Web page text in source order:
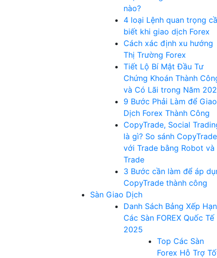
nào?
4 loại Lệnh quan trọng
biết khi giao dịch Forex
Cách xác định xu hướng
Thị Trường Forex
Tiết Lộ Bí Mật Đầu Tư
Chứng Khoán Thành
và Có Lãi trong Năm
9 Bước Phải Làm để Giao
Dịch Forex Thành Công
CopyTrade, Social
là gì? So sánh CopyTrade
với Trade bằng Robot và
Trade
3 Bước cần làm để áp
CopyTrade thành công
Sàn Giao Dịch
Danh Sách Bảng Xếp
Các Sàn FOREX Quốc Tế
2025
Top Các Sàn
Forex Hỗ Trợ